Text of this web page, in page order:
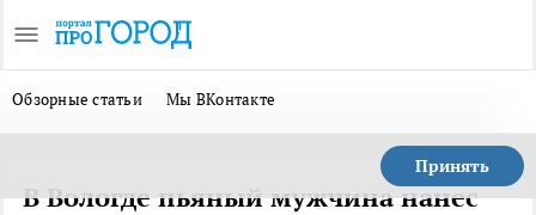
Обзорные статьи Мы ВКонтакте
Принять
В Вологде пьяный мужчина нанес